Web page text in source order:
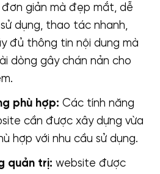
giản mà đẹp mắt, dễ
dụng, thao tác nhanh,
đủ thông tin nội dung mà
dòng gây chán nản cho
phù hợp: Các tính năng
cần được xây dựng vừa
hợp với nhu cầu sử dụng.
quản trị: website được